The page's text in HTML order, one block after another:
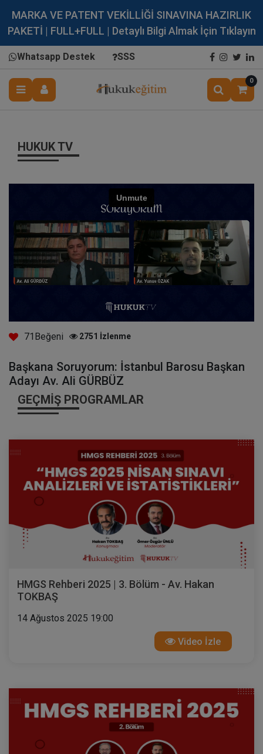
MARKA VE PATENT VEKİLLİĞİ SINAVINA HAZIRLIK
PAKETİ | FULL+FULL | Detaylı Bilgi Almak İçin Tıklayın
Whatsapp Destek SSS
0
HUKUK TV
71 Beğeni 2751 İzlenme
Başkana Soruyorum: İstanbul Barosu Başkan
Adayı Av. Ali GÜRBÜZ
GEÇMIŞ PROGRAMLAR
HMGS Rehberi 2025 | 3. Bölüm - Av. Hakan
TOKBAŞ
14 Ağustos 2025 19:00
Video İzle